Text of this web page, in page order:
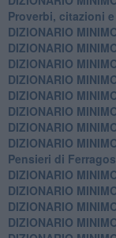
​Proverbi, citazioni
DIZIONARIO
DIZIONARIO
DIZIONARIO
DIZIONARIO
DIZIONARIO
DIZIONARIO
DIZIONARIO
DIZIONARIO
Pensieri di
DIZIONARIO
DIZIONARIO
DIZIONARIO
DIZIONARIO